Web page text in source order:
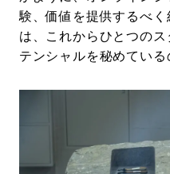
験、価値を提供するべ
は、これからひとつの
テンシャルを秘めている